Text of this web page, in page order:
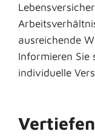
ausreichende
Informieren Sie
individuelle